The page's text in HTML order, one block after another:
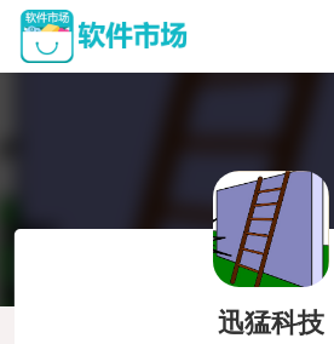
迅猛科技